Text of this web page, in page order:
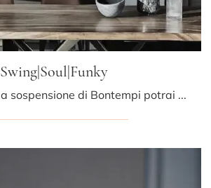
Swing|Soul|Funky
Con le lampade a sospensione di Bontempi potrai arricchire i tuoi spazi: clicca e scopri Swing|Soul|Funky!